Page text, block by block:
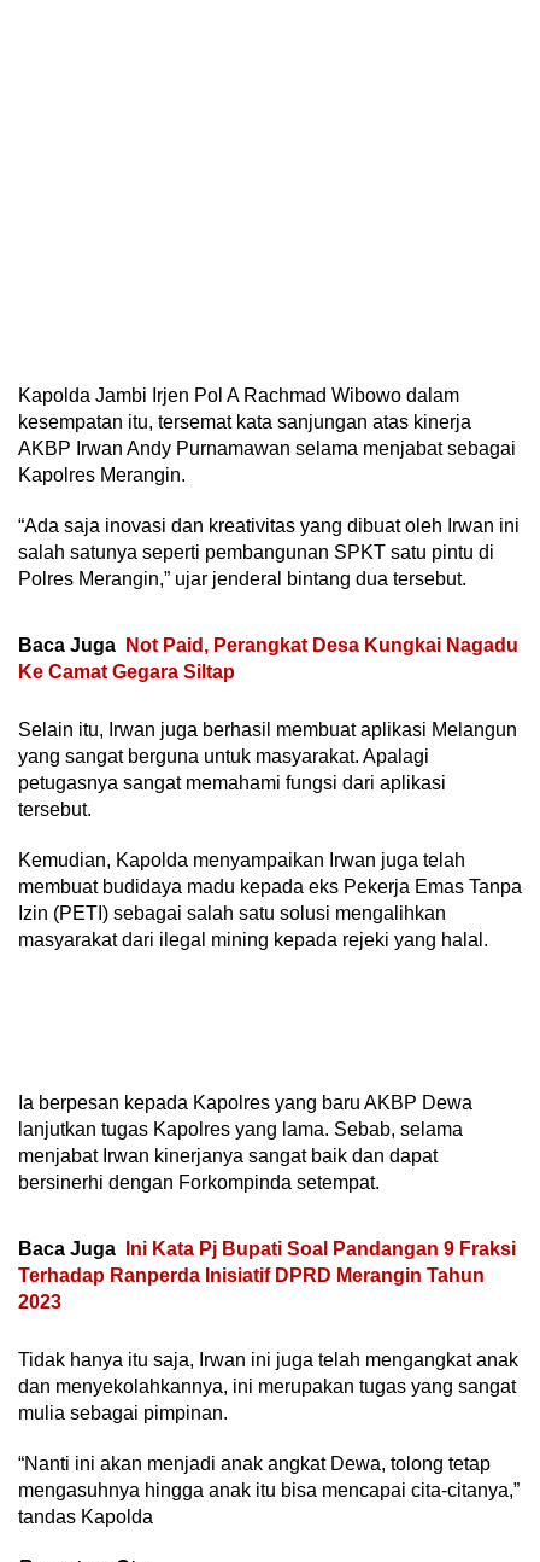
Kapolda Jambi Irjen Pol A Rachmad Wibowo dalam
kesempatan itu, tersemat kata sanjungan atas kinerja
AKBP Irwan Andy Purnamawan selama menjabat sebagai
Kapolres Merangin.
“Ada saja inovasi dan kreativitas yang dibuat oleh Irwan ini
salah satunya seperti pembangunan SPKT satu pintu di
Polres Merangin,” ujar jenderal bintang dua tersebut.
Baca Juga
Not Paid, Perangkat Desa Kungkai Nagadu
Ke Camat Gegara Siltap
Selain itu, Irwan juga berhasil membuat aplikasi Melangun
yang sangat berguna untuk masyarakat. Apalagi
petugasnya sangat memahami fungsi dari aplikasi
tersebut.
Kemudian, Kapolda menyampaikan Irwan juga telah
membuat budidaya madu kepada eks Pekerja Emas Tanpa
Izin (PETI) sebagai salah satu solusi mengalihkan
masyarakat dari ilegal mining kepada rejeki yang halal.
Ia berpesan kepada Kapolres yang baru AKBP Dewa
lanjutkan tugas Kapolres yang lama. Sebab, selama
menjabat Irwan kinerjanya sangat baik dan dapat
bersinerhi dengan Forkompinda setempat.
Baca Juga
Ini Kata Pj Bupati Soal Pandangan 9 Fraksi
Terhadap Ranperda Inisiatif DPRD Merangin Tahun
2023
Tidak hanya itu saja, Irwan ini juga telah mengangkat anak
dan menyekolahkannya, ini merupakan tugas yang sangat
mulia sebagai pimpinan.
“Nanti ini akan menjadi anak angkat Dewa, tolong tetap
mengasuhnya hingga anak itu bisa mencapai cita-citanya,”
tandas Kapolda